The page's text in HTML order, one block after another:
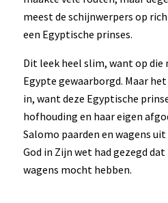
meest de schijnwerpers op
een Egyptische prinses.
Dit leek heel slim, want op die
Egypte gewaarborgd. Maar
in, want deze Egyptische
hofhouding en haar eigen
Salomo paarden en wagens
God in Zijn wet had gezegd
wagens mocht hebben.